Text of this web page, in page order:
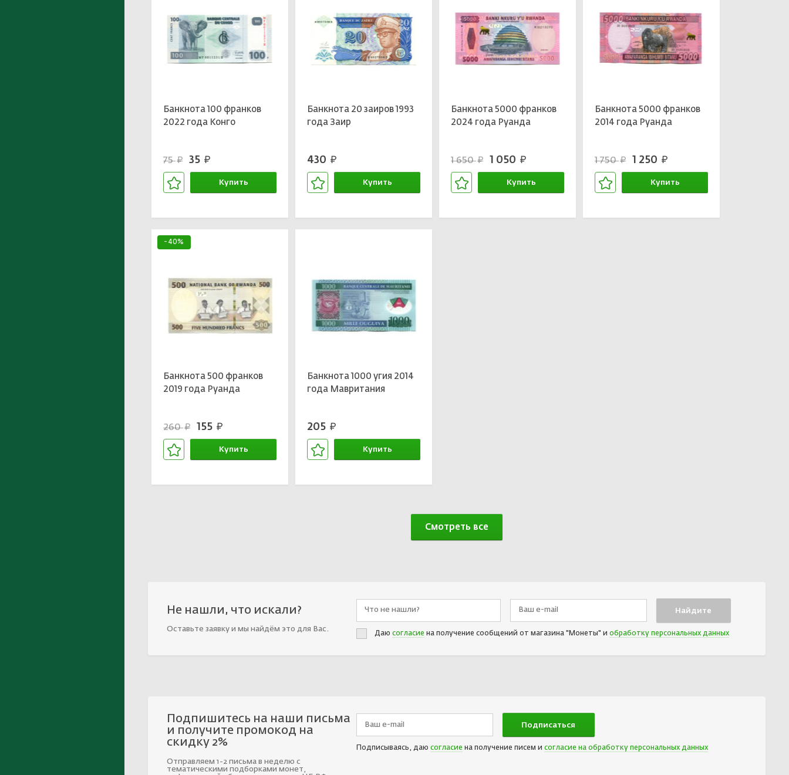
Банкнота 100 франков
2022 года Конго
75руб. 35 руб.
Купить
Банкнота 20 заиров 1993
года Заир
430 руб.
Купить
Банкнота 5000 франков
2024 года Руанда
1 650руб. 1 050 руб.
Купить
Банкнота 5000 франков
2014 года Руанда
1 750руб. 1 250 руб.
Купить
-40%
Банкнота 500 франков
2019 года Руанда
260руб. 155 руб.
Купить
Банкнота 1000 угия 2014
года Мавритания
205 руб.
Купить
Смотреть все
Не нашли, что искали?
Оставьте заявку и мы найдём это для Вас.
Даю согласие на получение сообщений от магазина "Монеты" и обработку персональных данных
Подпишитесь на наши письма
и получите промокод на
скидку 2%
Отправляем 1-2 письма в неделю с
тематическими подборками монет,
Подписываясь, даю согласие на получение писем и согласие на обработку персональных данных